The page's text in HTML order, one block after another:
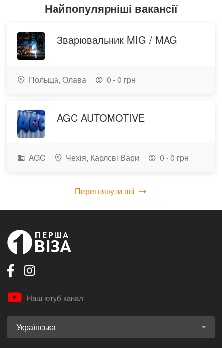
Найпопулярніші вакансії
Зварювальник MIG / MAG
Польща, Олава 0 - 0 грн
AGC AUTOMOTIVE
AGC Чехія, Карлові Вари 0 - 0 грн
Переглянути всі
Наш ютуб канал
Українська